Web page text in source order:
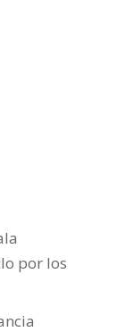
por los